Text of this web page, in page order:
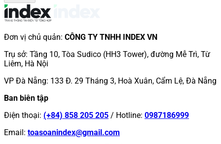
Đơn vị chủ quản: CÔNG TY TNHH INDEX VN
Trụ sở: Tầng 10, Tòa Sudico (HH3 Tower), đường Mễ Trì, Từ
Liêm, Hà Nội
VP Đà Nẵng: 133 Đ. 29 Tháng 3, Hoà Xuân, Cẩm Lệ, Đà Nẵng
Ban biên tập
Điện thoại: (+84) 858 205 205 / Hotline: 0987186999
Email: toasoanindex@gmail.com